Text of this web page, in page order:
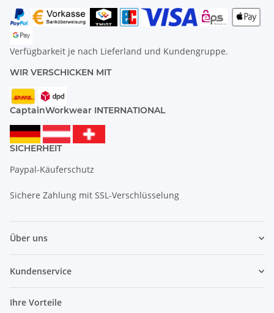
Verfügbarkeit je nach Lieferland und Kundengruppe.
WIR VERSCHICKEN MIT
CaptainWorkwear INTERNATIONAL
SICHERHEIT
Paypal-Käuferschutz
Sichere Zahlung mit SSL-Verschlüsselung
Über uns
Kundenservice
Ihre Vorteile